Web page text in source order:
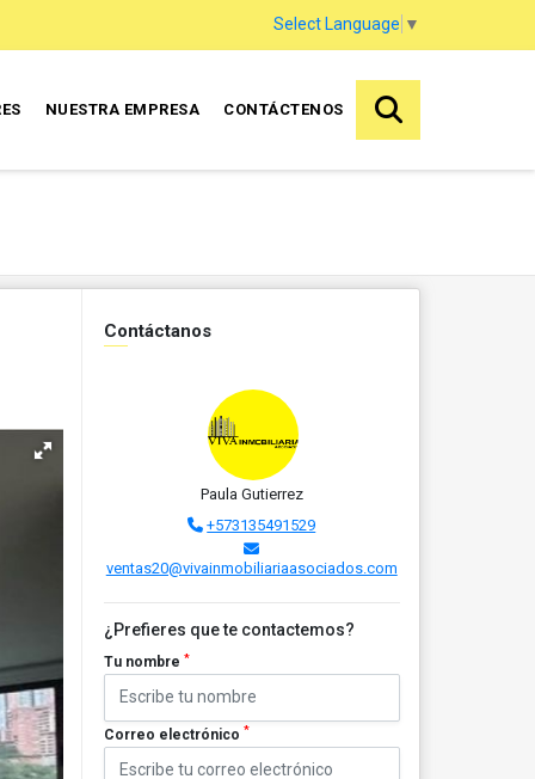
Select Language ▼
NUESTRA EMPRESA CONTÁCTENOS
Contáctanos
Paula Gutierrez
+573135491529
ventas20@vivainmobiliariaasociados.com
¿Prefieres que te contactemos?
Tu nombre *
Correo electrónico *